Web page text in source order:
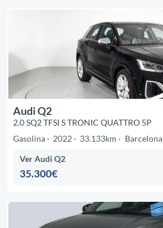
Audi Q2
2.0 SQ2 TFSI S TRONIC QUATTRO 5P
Gasolina
2022 33.133km Barcelona
Ver Audi Q2
35.300€